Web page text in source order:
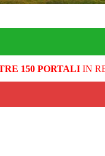
150 PORTALIIN